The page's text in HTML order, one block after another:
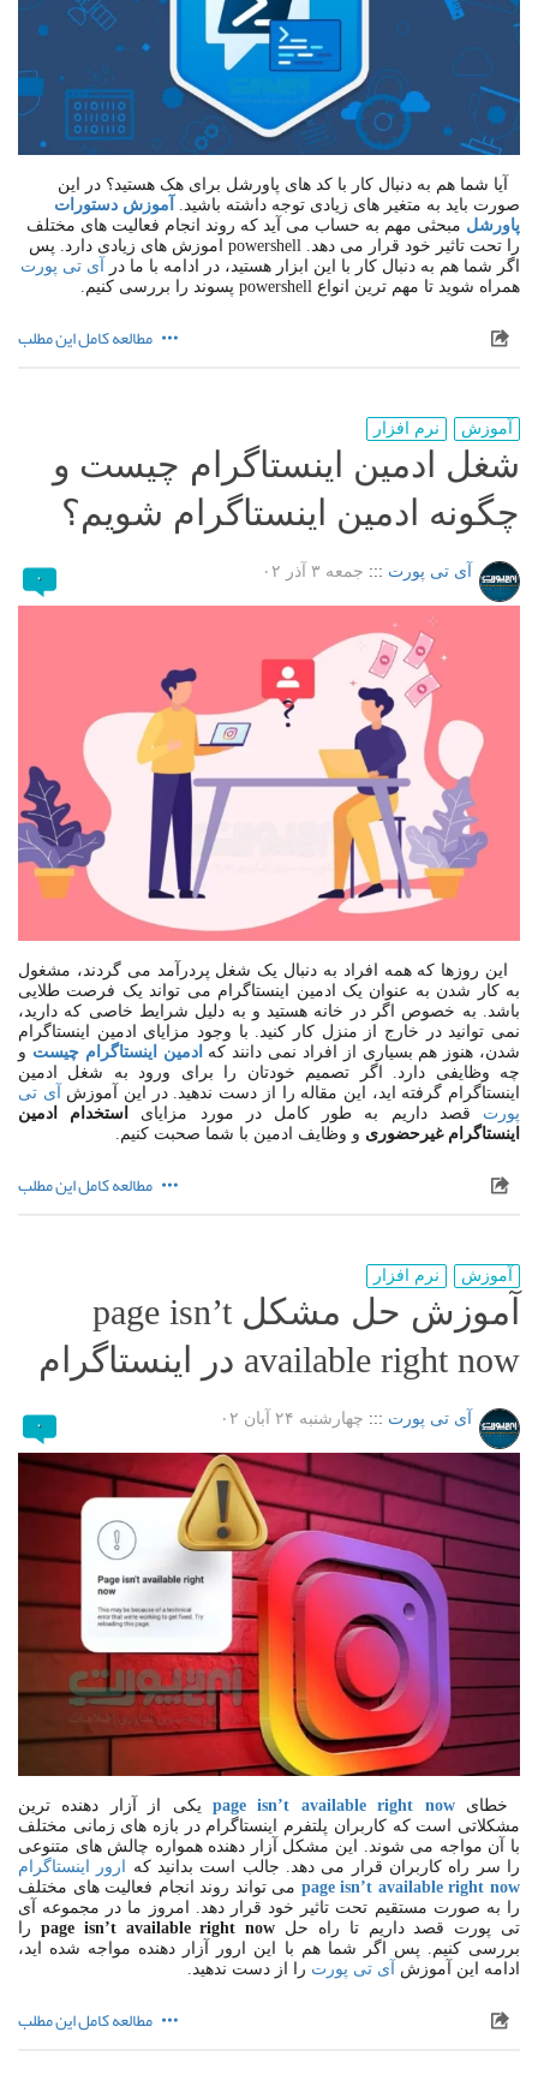
آیا شما هم به دنبال کار با کد های پاورشل برای هک هستید؟ در این
صورت باید به متغیر های زیادی توجه داشته باشید.
آموزش دستورات
پاورشل مبحثی مهم به حساب می آید که روند انجام فعالیت های مختلف
را تحت تاثیر خود قرار می دهد. powershell اموزش های زیادی دارد. پس
اگر شما هم به دنبال کار با این ابزار هستید، در ادامه با ما در
آی تی پورت
همراه شوید تا مهم ترین انواع powershell پسوند را بررسی کنیم.
مطالعه کامل این مطلب
آموزش نرم افزار
شغل ادمین اینستاگرام چیست و
چگونه ادمین اینستاگرام شویم؟
آی تی پورت ::: جمعه ۳ آذر ۰۲ ۰
این روزها که همه افراد به دنبال یک شغل پردرآمد می گردند، مشغول
به کار شدن به عنوان یک ادمین اینستاگرام می تواند یک فرصت طلایی
باشد. به خصوص اگر در خانه هستید و به دلیل شرایط خاصی که دارید،
نمی توانید در خارج از منزل کار کنید. با وجود مزایای ادمین اینستاگرام
شدن، هنوز هم بسیاری از افراد نمی دانند که ادمین اینستاگرام چیست و
چه وظایفی دارد.
اگر تصمیم خودتان را برای ورود به شغل ادمین
اینستاگرام گرفته اید، این مقاله را از دست ندهید.در این آموزش
آی تی
پورت قصد داریم به طور کامل در مورد مزایای استخدام
ادمین
اینستاگرام غیرحضوری و وظایف ادمین با شما صحبت کنیم.
مطالعه کامل این مطلب
آموزش نرم افزار
آموزش حل مشکل page isn’t
available right now در اینستاگرام
آی تی پورت ::: چهارشنبه ۲۴ آبان ۰۲ ۰
خطایpage isn’t available right now یکی از آزار دهنده ترین
مشکلاتی است که کاربران پلتفرم اینستاگرام در بازه های زمانی مختلف
با آن مواجه می شوند
این مشکل آزار دهنده همواره چالش های متنوعی
را سر راه کاربران قرار می دهد
جالب است بدانید که
ارور اینستاگرام
page isn’t available right now می تواند روند انجام فعالیت های مختلف
را به صورت مستقیم تحت تاثیر خود قرار دهد
امروز ما در مجموعه آی
تی پورت قصد داریم تا راه حل page isn’t available right now را
بررسی کنیم
پس اگر شما هم با این ارور آزار دهنده مواجه شده اید،
ادامه این آموزش
آی تی پورت را از دست ندهید
مطالعه کامل این مطلب